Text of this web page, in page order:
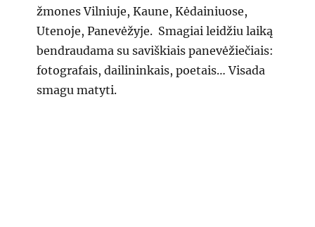
žmones Vilniuje, Kaune, Kėdainiuose,
Utenoje, Panevėžyje. Smagiai leidžiu laiką
bendraudama su saviškiais panevėžiečiais:
fotografais, dailininkais, poetais… Visada
smagu matyti.